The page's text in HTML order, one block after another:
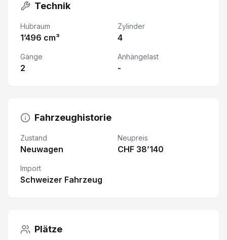
Technik
Hubraum
1’496 cm³
Zylinder
4
Gänge
2
Anhängelast
-
Fahrzeughistorie
Zustand
Neuwagen
Neupreis
CHF 38’140
Import
Schweizer Fahrzeug
Plätze